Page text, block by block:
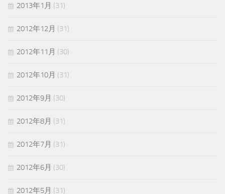
2013年1月 (31)
2012年12月 (31)
2012年11月 (30)
2012年10月 (31)
2012年9月 (30)
2012年8月 (31)
2012年7月 (31)
2012年6月 (30)
2012年5月 (31)